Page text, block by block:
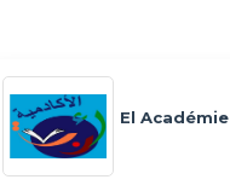
El Académie